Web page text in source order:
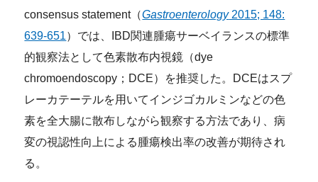
consensus statement（Gastroenterology2015; 148:
639-651） では、IBD関連腫瘍サーベイランスの標準
的観察法として色素散布内視鏡（dye
chromoendoscopy；DCE）を推奨した。DCEはスプ
レーカテーテルを用いてインジゴカルミンなどの色
素を全大腸に散布しながら観察する方法であり、病
変の視認性向上による腫瘍検出率の改善が期待され
る。